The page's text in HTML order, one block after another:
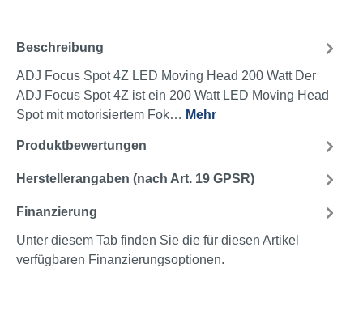
Beschreibung
ADJ Focus Spot 4Z LED Moving Head 200 Watt Der
ADJ Focus Spot 4Z ist ein 200 Watt LED Moving Head
Spot mit motorisiertem Fok… Mehr
Produktbewertungen
Herstellerangaben (nach Art. 19 GPSR)
Finanzierung
Unter diesem Tab finden Sie die für diesen Artikel
verfügbaren Finanzierungsoptionen.